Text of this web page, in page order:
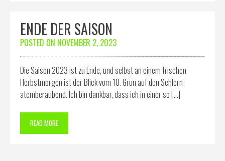
ENDE DER SAISON
POSTED ON NOVEMBER 2, 2023
Die Saison 2023 ist zu Ende, und selbst an einem frischen
Herbstmorgen ist der Blick vom 18. Grün auf den Schlern
atemberaubend. Ich bin dankbar, dass ich in einer so […]
READ MORE